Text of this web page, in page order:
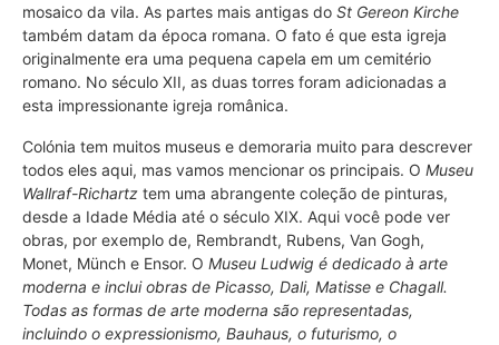
mosaico da vila. As partes mais antigas do St Gereon Kirche
também datam da época romana. O fato é que esta igreja
originalmente era uma pequena capela em um cemitério
romano. No século XII, as duas torres foram adicionadas a
esta impressionante igreja românica.
Colónia tem muitos museus e demoraria muito para descrever
todos eles aqui, mas vamos mencionar os principais. O Museu
Wallraf-Richartz tem uma abrangente coleção de pinturas,
desde a Idade Média até o século XIX. Aqui você pode ver
obras, por exemplo de, Rembrandt, Rubens, Van Gogh,
Monet, Münch e Ensor. O Museu Ludwig é dedicado à arte
moderna e inclui obras de Picasso, Dali, Matisse e Chagall.
Todas as formas de arte moderna são representadas,
incluindo o expressionismo, Bauhaus, o futurismo, o